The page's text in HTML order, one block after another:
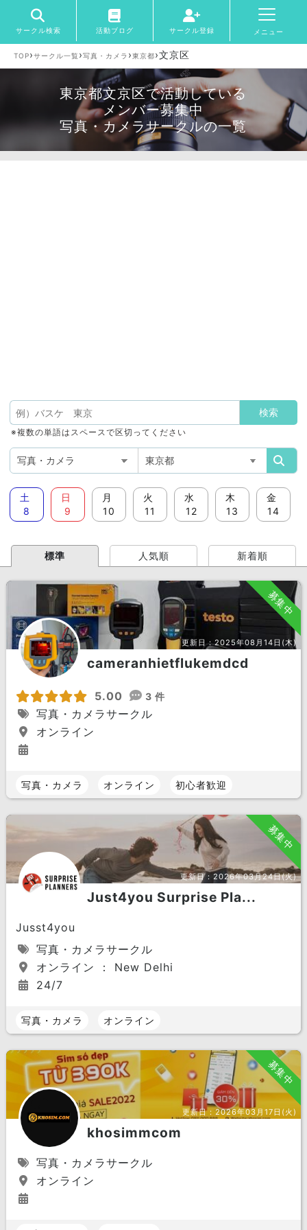
サークル検索 活動ブログ サークル登録 メニュー
TOP›サークル一覧 ›写真・カメラ ›東京都›文京区
東京都文京区で活動している
メンバー募集中
写真・カメラサークルの一覧
※複数の単語はスペースで区切ってください
土
8
日
9
月
10
火
11
水
12
木
13
金
14
標準 人気順 新着順
募集中
更新日：2025年08月14日(木)
cameranhietflukemdcd
5.00 3 件
写真・カメラサークル
オンライン
写真・カメラ オンライン 初心者歓迎
募集中
更新日：2026年03月24日(火)
Just4you Surprise Pla...
Jusst4you
写真・カメラサークル
オンライン ： New Delhi
24/7
写真・カメラ オンライン
募集中
更新日：2026年03月17日(火)
khosimmcom
写真・カメラサークル
オンライン